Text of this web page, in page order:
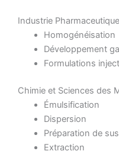
Industrie Pharmaceutique
Homogénéisation
Développement
Formulations
Chimie et Sciences des
Émulsification
Dispersion
Préparation de
Extraction